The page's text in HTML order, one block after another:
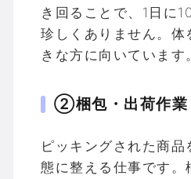
き回ることで、1日に
珍しくありません。体
きな方に向いています
②梱包・出荷作業
ピッキングされた商品
態に整える仕事です。